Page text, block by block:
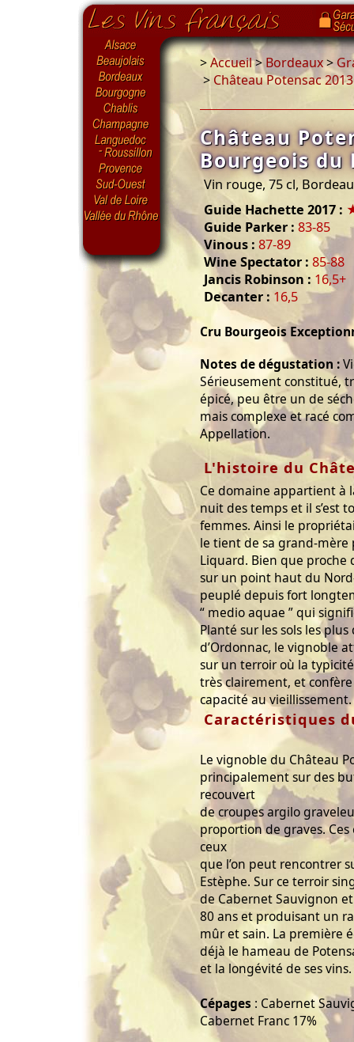
>Accueil>Bordeaux>
> Château Potensac
Château
Bourgeois du
Vin rouge, 75 cl,
Guide Hachette 2017 :
Guide Parker : 83-85
Vinous : 87-89
Wine Spectator : 85-88
Jancis Robinson : 16,5+
Decanter : 16,5
Cru Bourgeois
Notes de dégustation :
Sérieusement constitué,
épicé, peu être un de
mais complexe et racé
Appellation.
L'histoire du
Ce domaine appartient à
nuit des temps et il s’est
femmes. Ainsi le
le tient de sa grand-
Liquard. Bien que proche
sur un point haut du
peuplé depuis fort
“ medio aquae ” qui
Planté sur les sols les
d’Ordonnac, le vignoble
sur un terroir où la
très clairement, et
capacité au vieillissement.
Caractéristiques
Le vignoble du Château
principalement sur des
recouvert
de croupes argilo
proportion de graves.
ceux
que l’on peut rencontrer
Estèphe. Sur ce terroir
de Cabernet Sauvignon
80 ans et produisant un
mûr et sain. La première
déjà le hameau de
et la longévité de ses vins.
Cépages : Cabernet
Cabernet Franc 17%